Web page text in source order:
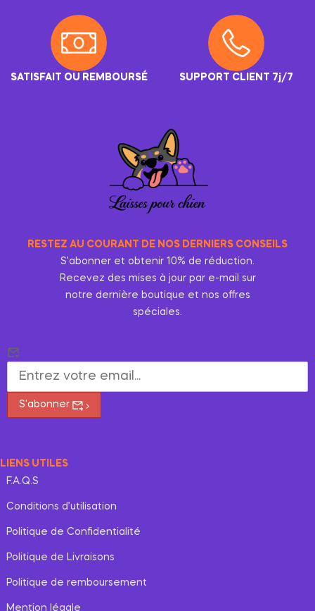
SATISFAIT OU REMBOURSÉ SUPPORT CLIENT 7j/7
RESTEZ AU COURANT DE NOS DERNIERS CONSEILS
S’abonner et obtenir 10% de réduction.
Recevez des mises à jour par e-mail sur
notre dernière boutique et nos offres
spéciales.
S'abonner
LIENS UTILES
F.A.Q.S
Conditions d’utilisation
Politique de Confidentialité
Politique de Livraisons
Politique de remboursement
Mention légale